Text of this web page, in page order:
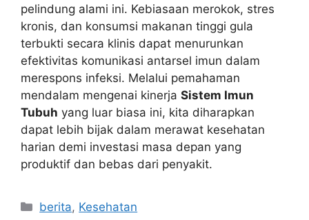
pelindung alami ini. Kebiasaan merokok, stres
kronis, dan konsumsi makanan tinggi gula
terbukti secara klinis dapat menurunkan
efektivitas komunikasi antarsel imun dalam
merespons infeksi. Melalui pemahaman
mendalam mengenai kinerja Sistem Imun
Tubuh yang luar biasa ini, kita diharapkan
dapat lebih bijak dalam merawat kesehatan
harian demi investasi masa depan yang
produktif dan bebas dari penyakit.
Kategori
berita, Kesehatan